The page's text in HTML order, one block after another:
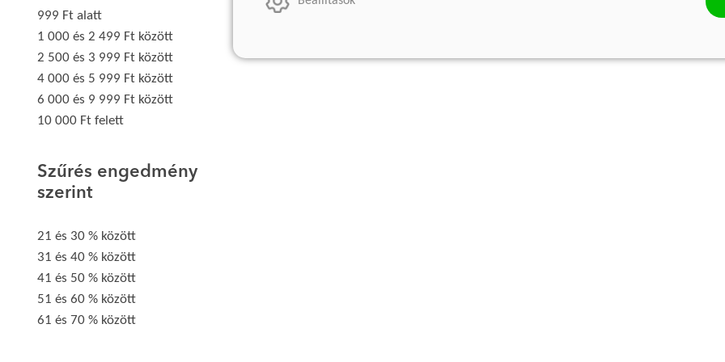
999 Ft alatt
1 000 és 2 499 Ft között
2 500 és 3 999 Ft között
4 000 és 5 999 Ft között
6 000 és 9 999 Ft között
10 000 Ft felett
Szűrés engedmény
szerint
21 és 30 % között
31 és 40 % között
41 és 50 % között
51 és 60 % között
61 és 70 % között